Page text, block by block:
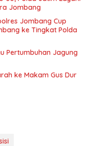
Jombang
Jombang Cup
ke Tingkat Polda
Pertumbuhan Jagung
ke Makam Gus Dur